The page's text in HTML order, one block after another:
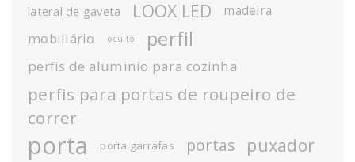
lateral de gaveta LOOX LED madeira
mobiliário oculto perfil
perfis de aluminio para cozinha
perfis para portas de roupeiro de
correr
porta porta garrafas portas puxador